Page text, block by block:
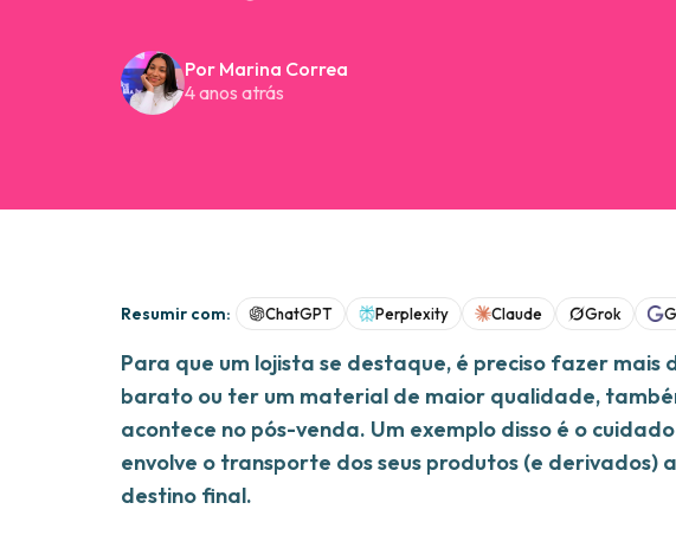
Por Marina Correa
4 anos atrás
Resumir com: ChatGPT Perplexity Claude Grok
Para que um lojista se destaque, é preciso fazer
barato ou ter um material de maior qualidade,
acontece no pós-venda. Um exemplo disso é o
envolve o transporte dos seus produtos (e derivados)
destino final.